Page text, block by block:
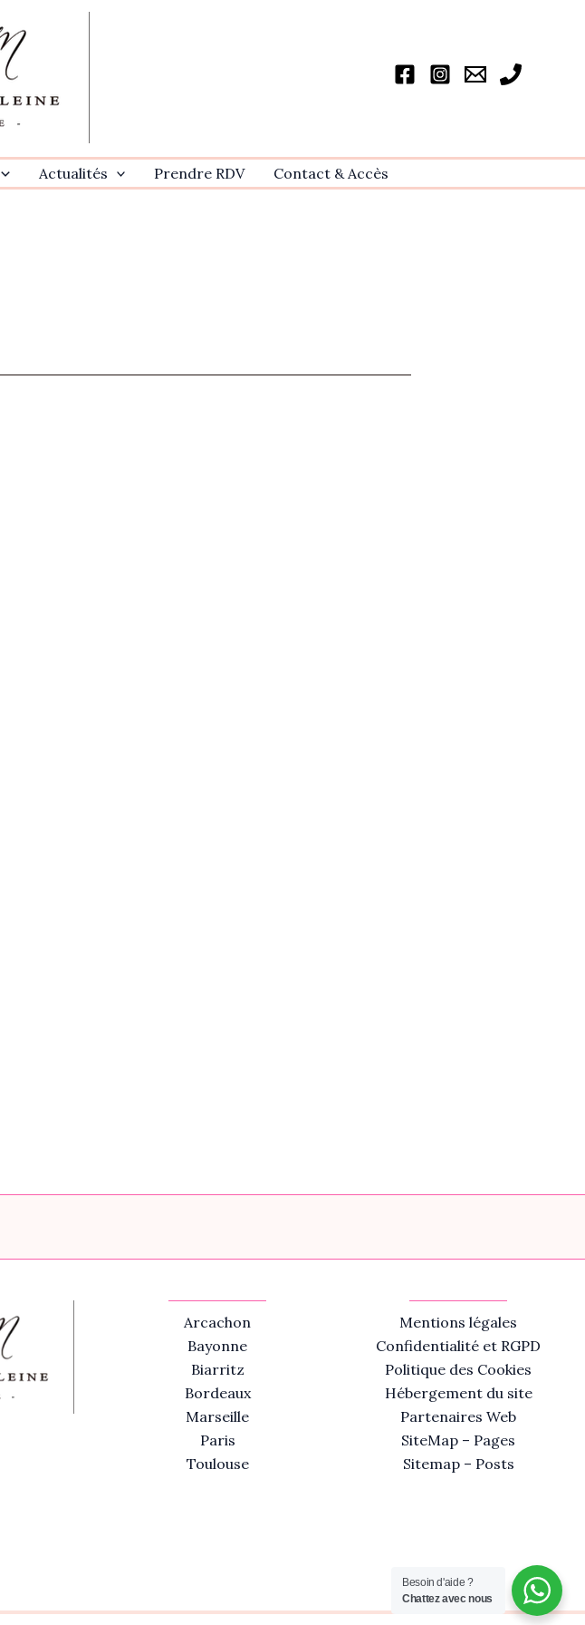
Actualités Prendre RDV Contact & Accѐs
Arcachon
Bayonne
Biarritz
Bordeaux
Marseille
Paris
Toulouse
Mentions légales
Confidentialité et RGPD
Politique des Cookies
Hébergement du site
Partenaires Web
SiteMap – Pages
Sitemap – Posts
Besoin d'aide ?
Chattez avec nous